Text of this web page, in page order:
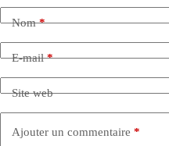
Nom*
E-mail*
Site web
Ajouter un commentaire *